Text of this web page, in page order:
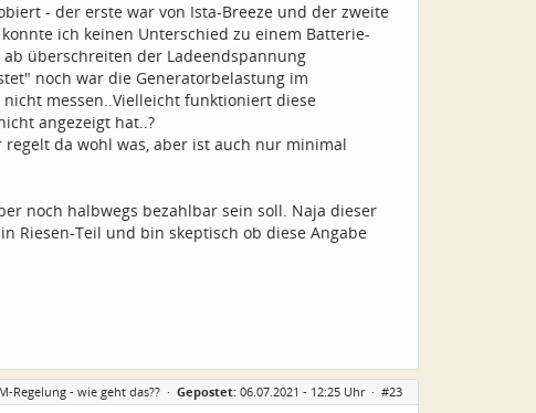
- der erste war von Ista-Breeze und der zweite
ich keinen Unterschied zu einem Batterie-
überschreiten der Ladeendspannung
noch war die Generatorbelastung im
messen..Vielleicht funktioniert diese
angezeigt hat..?
da wohl was, aber ist auch nur minimal
noch halbwegs bezahlbar sein soll. Naja dieser
Riesen-Teil und bin skeptisch ob diese Angabe
Regelung - wie geht das?? · Gepostet: 06.07.2021 - 12:25 Uhr · #23